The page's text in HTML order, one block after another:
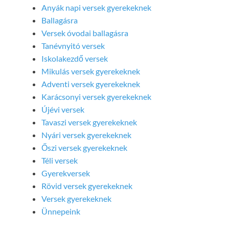
Anyák napi versek gyerekeknek
Ballagásra
Versek óvodai ballagásra
Tanévnyitó versek
Iskolakezdő versek
Mikulás versek gyerekeknek
Adventi versek gyerekeknek
Karácsonyi versek gyerekeknek
Újévi versek
Tavaszi versek gyerekeknek
Nyári versek gyerekeknek
Őszi versek gyerekeknek
Téli versek
Gyerekversek
Rövid versek gyerekeknek
Versek gyerekeknek
Ünnepeink